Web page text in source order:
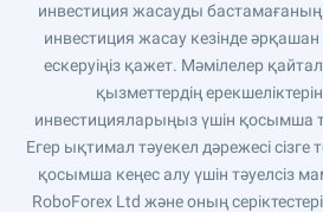
инвестиция жасауды
инвестиция жасау кезінде әрқашан
ескеруіңіз қажет. Мәмілелер
қызметтердің
инвестицияларыңыз үшін қосымша
Егер ықтимал тәуекел дәрежесі сізге
қосымша кеңес алу үшін тәуелсіз
RoboForex Ltd және оның